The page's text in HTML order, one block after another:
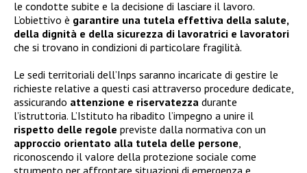
le condotte subite e la decisione di lasciare il lavoro.
L’obiettivo è garantire una tutela effettiva della salute,
della dignità e della sicurezza di lavoratrici e lavoratori
che si trovano in condizioni di particolare fragilità.
Le sedi territoriali dell’Inps saranno incaricate di gestire le
richieste relative a questi casi attraverso procedure dedicate,
assicurando attenzione e riservatezza durante
l’istruttoria. L’Istituto ha ribadito l’impegno a unire il
rispetto delle regole previste dalla normativa con un
approccio orientato alla tutela delle persone,
riconoscendo il valore della protezione sociale come